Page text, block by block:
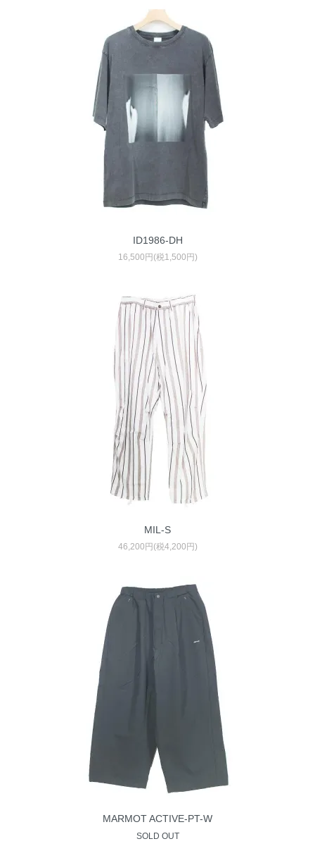
ID1986-DH
16,500円(税1,500円)
MIL-S
46,200円(税4,200円)
MARMOT ACTIVE-PT-W
SOLD OUT